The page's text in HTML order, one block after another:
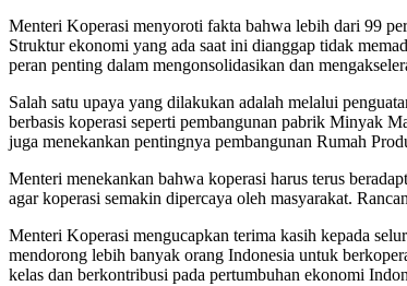
Menteri Koperasi menyoroti fakta bahwa lebih dari 99
Struktur ekonomi yang ada saat ini dianggap tidak
peran penting dalam mengonsolidasikan dan
Salah satu upaya yang dilakukan adalah melalui
berbasis koperasi seperti pembangunan pabrik Minyak
juga menekankan pentingnya pembangunan Rumah
Menteri menekankan bahwa koperasi harus terus
agar koperasi semakin dipercaya oleh masyarakat.
Menteri Koperasi mengucapkan terima kasih kepada
mendorong lebih banyak orang Indonesia untuk
kelas dan berkontribusi pada pertumbuhan ekonomi